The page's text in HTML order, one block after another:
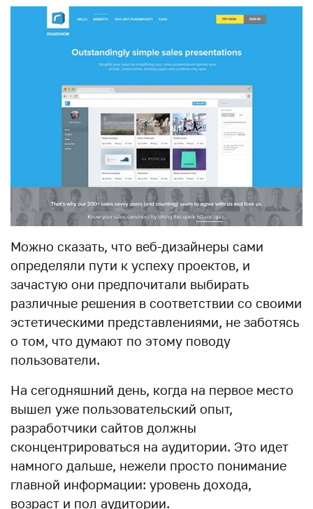
Можно сказать, что веб-дизайнеры сами
определяли пути к успеху проектов, и
зачастую они предпочитали выбирать
различные решения в соответствии со своими
эстетическими представлениями, не заботясь
о том, что думают по этому поводу
пользователи.
На сегодняшний день, когда на первое место
вышел уже пользовательский опыт,
разработчики сайтов должны
сконцентрироваться на аудитории. Это идет
намного дальше, нежели просто понимание
главной информации: уровень дохода,
возраст и пол аудитории.